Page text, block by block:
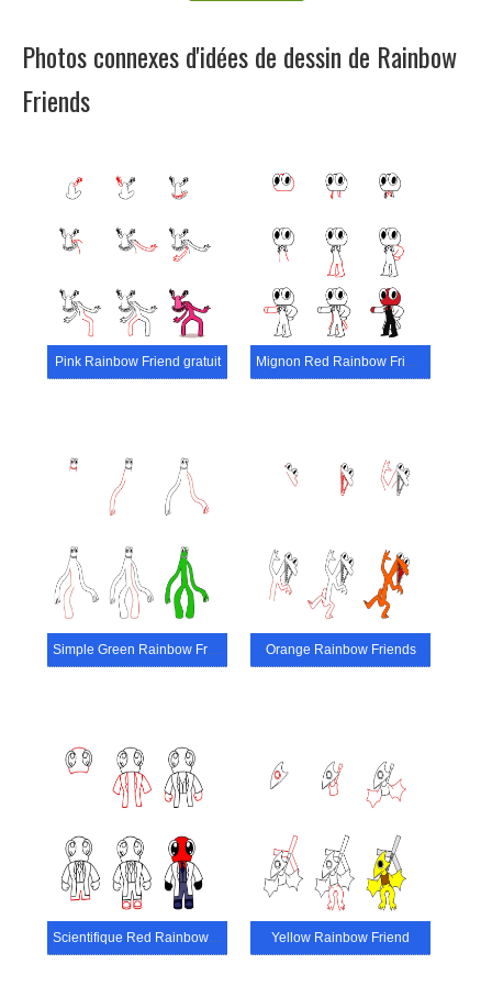
Photos connexes d'idées de dessin de Rainbow
Friends
Pink Rainbow Friend gratuit Mignon Red Rainbow Friend
Simple Green Rainbow Friend Orange Rainbow Friends
Scientifique Red Rainbow Friend Yellow Rainbow Friend